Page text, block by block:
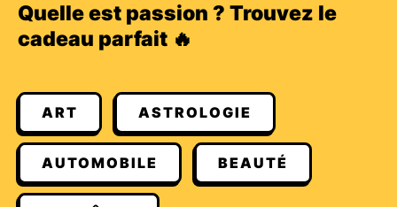
Quelle est passion ? Trouvez le
cadeau parfait 🔥
ART ASTROLOGIE
AUTOMOBILE BEAUTÉ